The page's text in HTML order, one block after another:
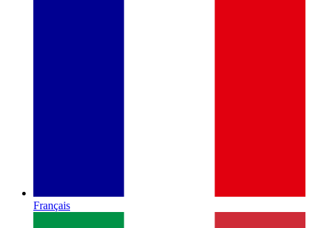
Français